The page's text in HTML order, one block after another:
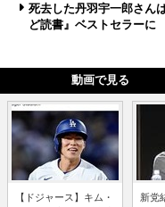
死去した丹羽宇一郎さん
ど読書』ベストセラーに
動画で見る
【ドジャース】キム・
新党